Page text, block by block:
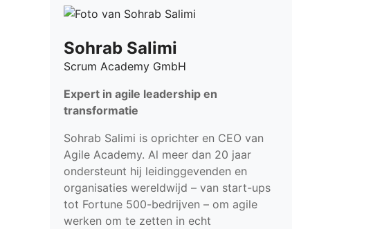
Sohrab Salimi
Scrum Academy GmbH
Expert in agile leadership en
transformatie
Sohrab Salimi is oprichter en CEO van
Agile Academy. Al meer dan 20 jaar
ondersteunt hij leidinggevenden en
organisaties wereldwijd – van start-ups
tot Fortune 500-bedrijven – om agile
werken om te zetten in echt